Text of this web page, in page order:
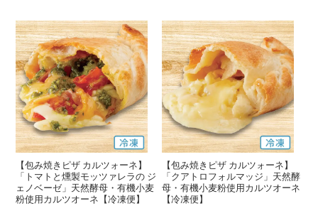
【包み焼きピザ カルツォーネ】
「トマトと燻製モッツァレラの ジ
ェノベーゼ」天然酵母・有機小麦
粉使用カルツオーネ【冷凍便】
【包み焼きピザ カルツォーネ】
「クアトロフォルマッジ」天然酵
母・有機小麦粉使用カルツオーネ
【冷凍便】